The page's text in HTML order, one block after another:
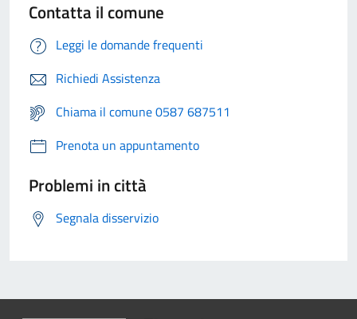
Contatta il comune
Leggi le domande frequenti
Richiedi Assistenza
Chiama il comune 0587 687511
Prenota un appuntamento
Problemi in città
Segnala disservizio